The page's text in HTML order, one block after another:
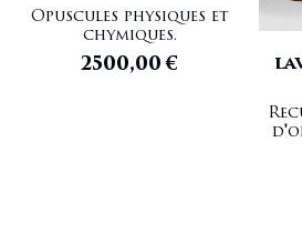
Opuscules physiques et
chymiques.
2500,00€